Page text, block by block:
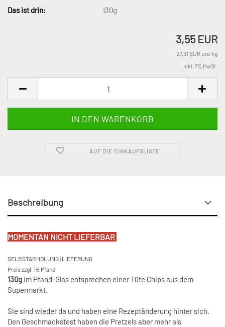
Das ist drin:
130g
3,55 EUR
27,31 EUR pro kg
inkl. 7% MwSt.
AUF DIE EINKAUFSLISTE
Beschreibung
MOMENTAN NICHT LIEFERBAR
SELBSTABHOLUNG | LIEFERUNG
Preis zzgl. 1€ Pfand
130g im Pfand-Glas entsprechen einer Tüte Chips aus dem
Supermarkt.
Sie sind wieder da und haben eine Rezeptänderung hinter sich.
Den Geschmackstest haben die Pretzels aber mehr als